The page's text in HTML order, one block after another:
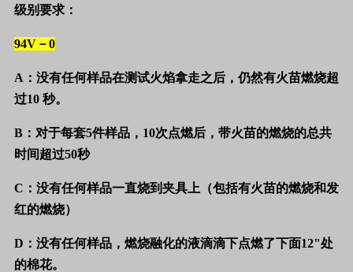
级别要求：
94V －0
A ：没有任何样品在测试火焰拿走之后，仍然有火苗燃烧超
过10 秒。
B ：对于每套5件样品， 10次点燃后，带火苗的燃烧的总共
时间超过50秒
C ：没有任何样品一直烧到夹具上（包括有火苗的燃烧和发
红的燃烧）
D ：没有任何样品，燃烧融化的液滴滴下点燃了下面12"处
的棉花。